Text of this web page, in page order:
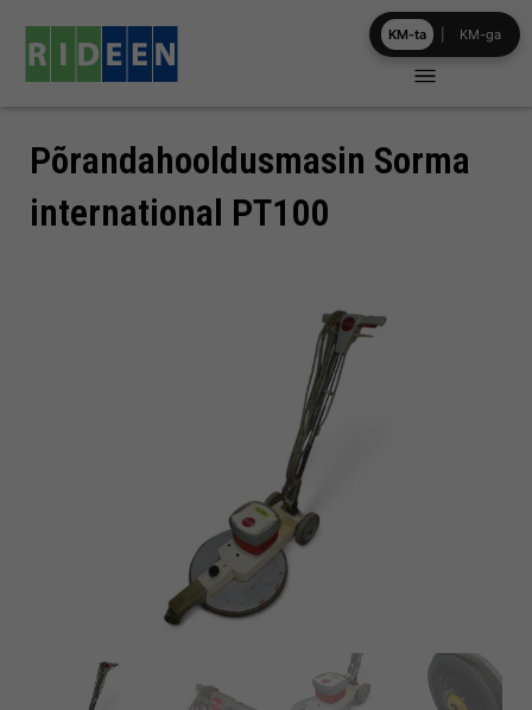
content
Põrandahooldusmasin Sorma
international PT100
KM-ta KM-ga